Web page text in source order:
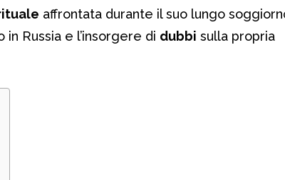
affrontata durante il suo lungo
Russia e l’insorgere di dubbi sulla propria